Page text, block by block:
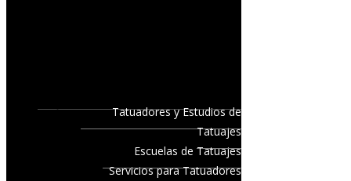
Tatuadores y Estudios de
Tatuajes
Escuelas de Tatuajes
Servicios para Tatuadores